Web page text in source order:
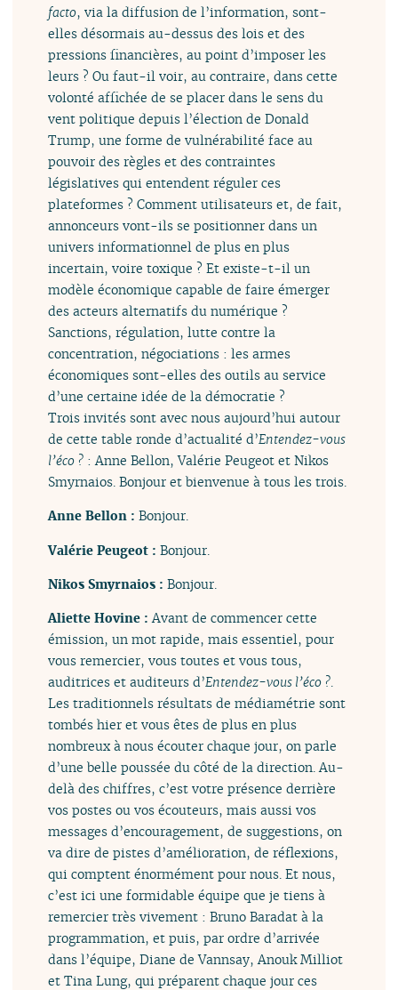
facto, via la diffusion de l’information, sont-
elles désormais au-dessus des lois et des
pressions financières, au point d’imposer les
leurs ? Ou faut-il voir, au contraire, dans cette
volonté affichée de se placer dans le sens du
vent politique depuis l’élection de Donald
Trump, une forme de vulnérabilité face au
pouvoir des règles et des contraintes
législatives qui entendent réguler ces
plateformes ? Comment utilisateurs et, de fait,
annonceurs vont-ils se positionner dans un
univers informationnel de plus en plus
incertain, voire toxique ? Et existe-t-il un
modèle économique capable de faire émerger
des acteurs alternatifs du numérique ?
Sanctions, régulation, lutte contre la
concentration, négociations : les armes
économiques sont-elles des outils au service
d’une certaine idée de la démocratie ?
Trois invités sont avec nous aujourd’hui autour
de cette table ronde d’actualité d’Entendez-vous
l’éco ? : Anne Bellon, Valérie Peugeot et Nikos
Smyrnaios. Bonjour et bienvenue à tous les trois.
Anne Bellon :Bonjour.
Valérie Peugeot :Bonjour.
Nikos Smyrnaios :Bonjour.
Aliette Hovine :Avant de commencer cette
émission, un mot rapide, mais essentiel, pour
vous remercier, vous toutes et vous tous,
auditrices et auditeurs d’Entendez-vous l’éco ?.
Les traditionnels résultats de médiamétrie sont
tombés hier et vous êtes de plus en plus
nombreux à nous écouter chaque jour, on parle
d’une belle poussée du côté de la direction. Au-
delà des chiffres, c’est votre présence derrière
vos postes ou vos écouteurs, mais aussi vos
messages d’encouragement, de suggestions, on
va dire de pistes d’amélioration, de réflexions,
qui comptent énormément pour nous. Et nous,
c’est ici une formidable équipe que je tiens à
remercier très vivement : Bruno Baradat à la
programmation, et puis, par ordre d’arrivée
dans l’équipe, Diane de Vannsay, Anouk Milliot
et Tina Lung, qui préparent chaque jour ces